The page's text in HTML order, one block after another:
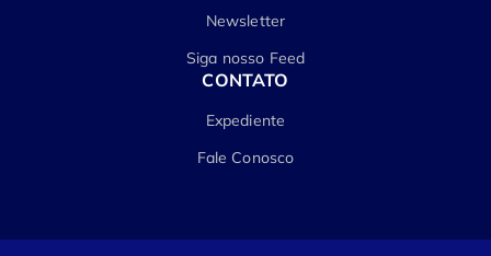
Newsletter
Siga nosso Feed
CONTATO
Expediente
Fale Conosco